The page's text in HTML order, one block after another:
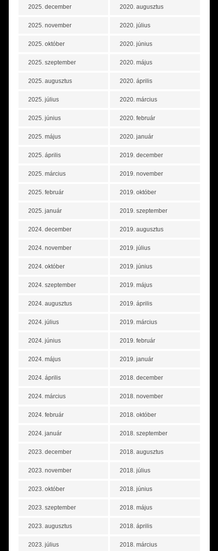
2025. december
2025. november
2025. október
2025. szeptember
2025. augusztus
2025. július
2025. június
2025. május
2025. április
2025. március
2025. február
2025. január
2024. december
2024. november
2024. október
2024. szeptember
2024. augusztus
2024. július
2024. június
2024. május
2024. április
2024. március
2024. február
2024. január
2023. december
2023. november
2023. október
2023. szeptember
2023. augusztus
2023. július
2020. augusztus
2020. július
2020. június
2020. május
2020. április
2020. március
2020. február
2020. január
2019. december
2019. november
2019. október
2019. szeptember
2019. augusztus
2019. július
2019. június
2019. május
2019. április
2019. március
2019. február
2019. január
2018. december
2018. november
2018. október
2018. szeptember
2018. augusztus
2018. július
2018. június
2018. május
2018. április
2018. március